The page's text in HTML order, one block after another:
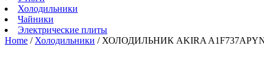
Холодильники
Чайники
Электрические плитыЭлектрические
плиты
Home / Холодильники / ХОЛОДИЛЬНИК AKIRA